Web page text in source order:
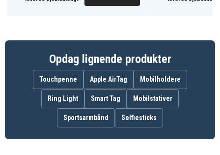
Artikkelnr MX542ZY-A
Silver
Materiale Rostfritt stål
Opdag lignende produkter
Touchpenne Apple AirTag Mobilholdere
Ring Light Smart Tag Mobilstativer
Sportsarmbånd Selfiesticks